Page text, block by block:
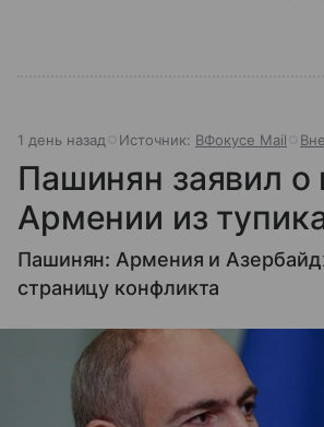
1 день назад Источник: ВФокусе Mail
Пашинян заявил о
Армении из
Пашинян: Армения и
страницу конфликта